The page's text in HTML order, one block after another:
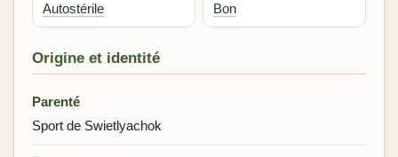
Autostérile Bon
Origine et identité
Parenté
Sport de Swietlyachok